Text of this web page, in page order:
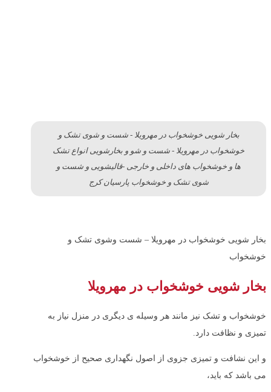
بخار شویی خوشخواب در مهرویلا - شست و شوی تشک و
خوشخواب در مهرویلا - شست و شو و بخارشویی انواع تشک
ها و خوشخواب های داخلی و خارجی -قالیشویی و شست و
شوی تشک و خوشخواب پارسیان کرج
بخار شویی خوشخواب در مهرویلا – شست وشوی تشک و
خوشخواب
بخار شویی خوشخواب در مهرویلا
خوشخواب و تشک نیز مانند هر وسیله ی دیگری در منزل نیاز به
تمیزی و نظافت دارد.
و این نشافت و تمیزی جزوی از اصول نگهداری صحیح از خوشخواب
می باشد که باید،